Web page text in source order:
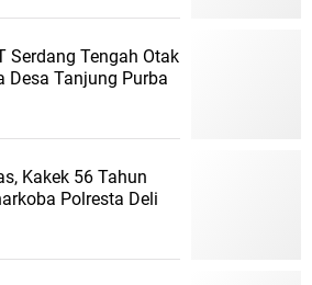
Serdang Tengah Otak
Desa Tanjung Purba
Kakek 56 Tahun
Polresta Deli